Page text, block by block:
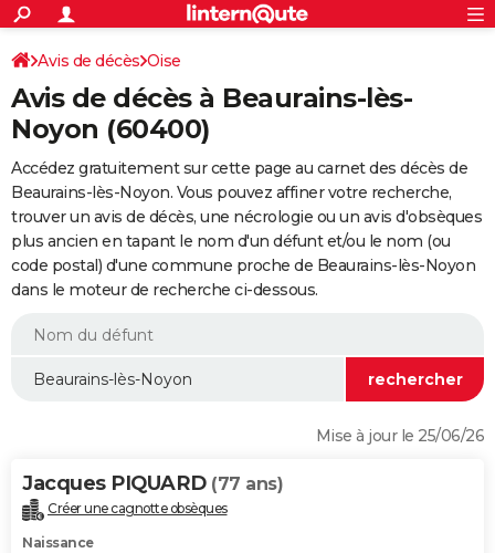
ACTUALITÉS
Politique
Société
Faits Divers
Education
Monde
Villes
+
SPORT
Coupe du monde 2026
Football
Tennis
Cyclisme
Rugby
Forum
FINANCE
Retraite
Impôts
Epargne
Immobilier
Risques naturels par ville
Banque
Assurance
Crédit
Essais
Réserver un essai
Citadines
Berlines
SUV
Forum auto
+
HIGH-TECH
Mobiles
Meilleur smartphone
Internet
Ordinateurs
Jeux vidéo
Guide high-tech
+
BRICOLAGE
Forum
Aménagement intérieur
Extérieur
Cuisine
Salle de bains
Jardinage
Rangement
WEEK-END
Guides de France
Escapades
Patrimoine
Expositions
Musées
Week-end nature
LIFESTYLE
Alimentation
Guide de la santé
Maladies
Médicaments
Sommeil
VOYAGE
Destinations
City break
Voyage nature
Voyage de noces
Forum
Climat
+PHOTO
Avis de décès Oise
Avis de décès à Beaurains-lès-
Noyon (60400)
Accédez gratuitement sur cette page au carnet des décès de
Beaurains-lès-Noyon. Vous pouvez affiner votre recherche,
trouver un avis de décès, une nécrologie ou un avis d'obsèques
plus ancien en tapant le nom d'un défunt et/ou le nom (ou
code postal) d'une commune proche de Beaurains-lès-Noyon
dans le moteur de recherche ci-dessous.
Mise à jour le 25/06/26
Jacques PIQUARD (77 ans)
Créer une cagnotte obsèques
Naissance